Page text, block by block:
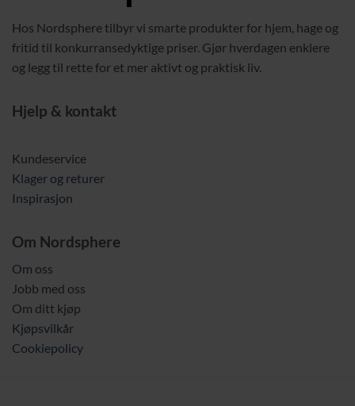
Hos Nordsphere tilbyr vi smarte produkter for hjem, hage og
fritid til konkurransedyktige priser. Gjør hverdagen enklere
og legg til rette for et mer aktivt og praktisk liv.
Hjelp & kontakt
Kundeservice
Klager og returer
Inspirasjon
Om Nordsphere
Om oss
Jobb med oss
Om ditt kjøp
Kjøpsvilkår
Cookiepolicy